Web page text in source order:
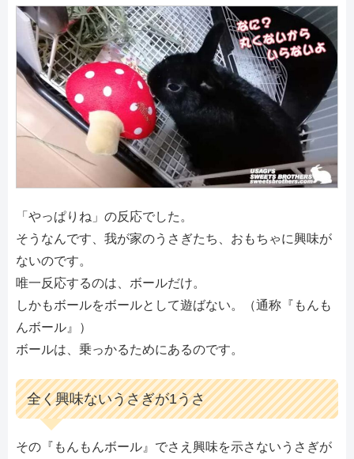
「やっぱりね」の反応でした。
そうなんです、我が家のうさぎたち、おもちゃに興味が
ないのです。
唯一反応するのは、ボールだけ。
しかもボールをボールとして遊ばない。（通称『もんも
んボール』）
ボールは、乗っかるためにあるのです。
全く興味ないうさぎが1うさ
その『もんもんボール』でさえ興味を示さないうさぎが